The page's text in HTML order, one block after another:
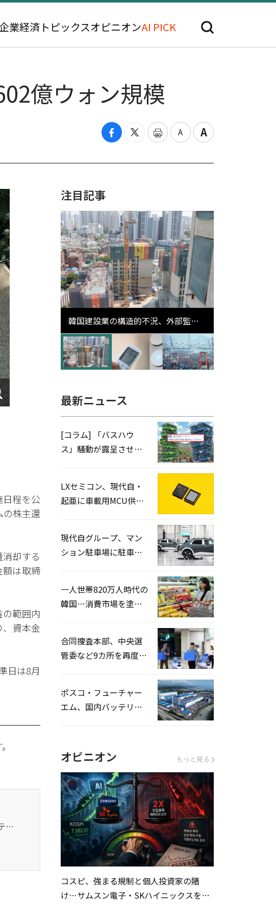
企業経済 トピックスオピニオンAI PICK
億ウォン規模
程を公
の株主還
却する
額は取締
範囲内
資本金
日は8月
· 住宅もホームショッピングで購入可能に…LG電子、国内初のスマートコテージをホームショッピングで販売
注目記事
韓国建設業の構造的不況、外部監査
対象企業の1割超が「ゾンビ企業」
に…5年で2.8倍増
最新ニュース
[コラム] 「バスハウ
ス」騒動が露呈させた
LXセミコン、現代自・
起亜に車載用MCU供給
現代自グループ、マン
ション駐車場に駐車ロ
性を検証
一人世帯820万人時代の
韓国…消費市場を塗り
合同捜査本部、中央選
管委など9カ所を再度家
ポスコ・フューチャー
エム、国内バッテリー
オピニオン もっと見る
コスピ、強まる規制と個人投資家の賭
け…サムスン電子・SKハイニックスを巡